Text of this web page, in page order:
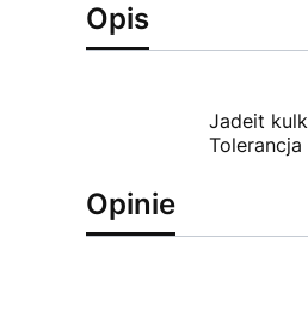
Opis
Jadeit
Opinie